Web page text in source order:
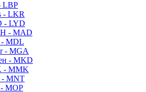
LBP
- LKR
- LYD
- MAD
- MDL
- MGA
- MKD
- MMK
- MNT
MOP